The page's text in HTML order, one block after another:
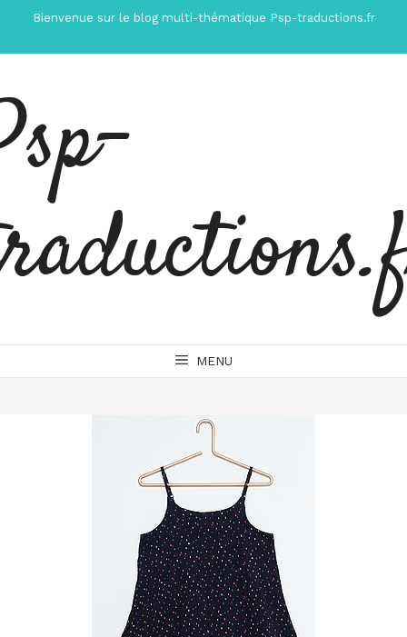
contenu
Bienvenue sur le blog multi-thématique Psp-traductions.fr
MENU